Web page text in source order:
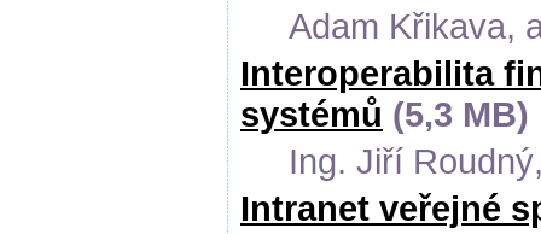
Adam Křikava,
Interoperabilita
systémů (5,3 MB)
Ing. Jiří
Intranet veřejné